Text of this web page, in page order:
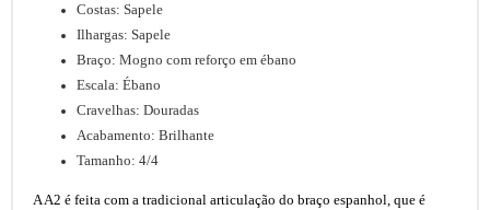
Costas: Sapele
Ilhargas: Sapele
Braço: Mogno com reforço em ébano
Escala: Ébano
Cravelhas: Douradas
Acabamento: Brilhante
Tamanho: 4/4
A A2 é feita com a tradicional articulação do braço espanhol, que é